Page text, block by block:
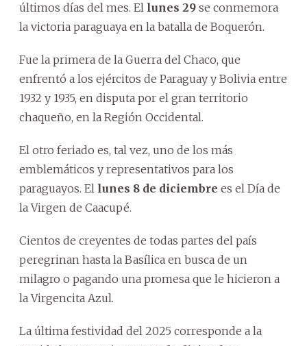
últimos días del mes. El lunes 29 se conmemora
la victoria paraguaya en la batalla de Boquerón.
Fue la primera de la Guerra del Chaco, que
enfrentó a los ejércitos de Paraguay y Bolivia entre
1932 y 1935, en disputa por el gran territorio
chaqueño, en la Región Occidental.
El otro feriado es, tal vez, uno de los más
emblemáticos y representativos para los
paraguayos. El lunes 8 de diciembre es el Día de
la Virgen de Caacupé.
Cientos de creyentes de todas partes del país
peregrinan hasta la Basílica en busca de un
milagro o pagando una promesa que le hicieron a
la Virgencita Azul.
La última festividad del 2025 corresponde a la